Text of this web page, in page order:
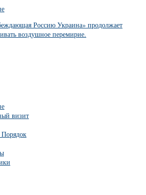
Россию Украина» продолжает
воздушное перемирие.
визит